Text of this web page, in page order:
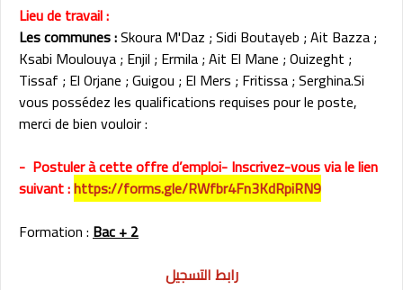
Lieu de travail :
Les communes :Skoura M'Daz ; Sidi Boutayeb ; Ait Bazza ;
Ksabi Moulouya ; Enjil ; Ermila ; Ait El Mane ; Ouizeght ;
Tissaf ; El Orjane ; Guigou ; El Mers ; Fritissa ; Serghina.Si
vous possédez les qualifications requises pour le poste,
merci de bien vouloir :
- Postuler à cette offre d’emploi- Inscrivez-vous via le lien
suivant :https://forms.gle/RWfbr4Fn3KdRpiRN9
Formation :Bac + 2
رابط التسجيل